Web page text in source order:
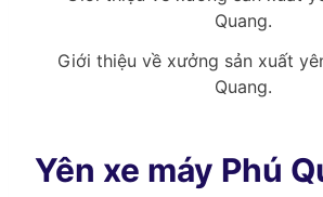
Giới thiệu về xưởng sản xuất
Quang.
Yên xe máy Phú